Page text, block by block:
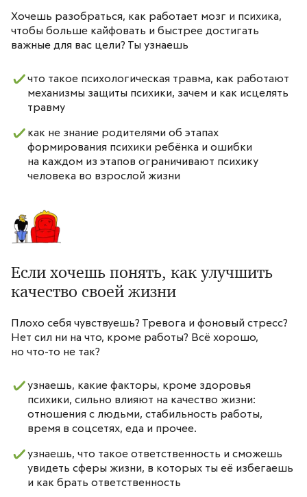
Хочешь разобраться, как работает мозг и психика,
чтобы больше кайфовать и быстрее достигать
важные для вас цели? Ты узнаешь
что такое психологическая травма, как работают
механизмы защиты психики, зачем и как исцелять
травму
как не знание родителями об этапах
формирования психики ребёнка и ошибки
на каждом из этапов ограничивают психику
человека во взрослой жизни
Если хочешь понять, как улучшить
качество своей жизни
Плохо себя чувствуешь? Тревога и фоновый стресс?
Нет сил ни на что, кроме работы? Всё хорошо,
но что-то не так?
узнаешь, какие факторы, кроме здоровья
психики, сильно влияют на качество жизни:
отношения с людьми, стабильность работы,
время в соцсетях, еда и прочее.
узнаешь, что такое ответственность и сможешь
увидеть сферы жизни, в которых ты её избегаешь
и как брать ответственность